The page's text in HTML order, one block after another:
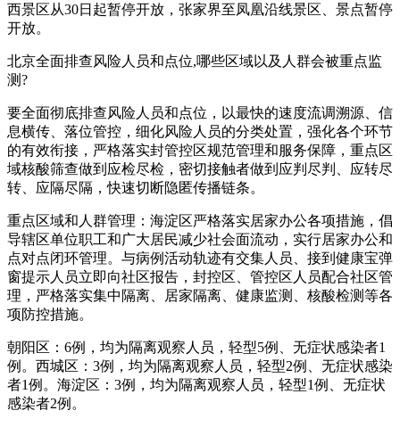
西景区从30日起暂停开放，张家界至凤凰沿线景区、景点暂停
开放。
北京全面排查风险人员和点位,哪些区域以及人群会被重点监
测?
要全面彻底排查风险人员和点位，以最快的速度流调溯源、信
息横传、落位管控，细化风险人员的分类处置，强化各个环节
的有效衔接，严格落实封管控区规范管理和服务保障，重点区
域核酸筛查做到应检尽检，密切接触者做到应判尽判、应转尽
转、应隔尽隔，快速切断隐匿传播链条。
重点区域和人群管理：海淀区严格落实居家办公各项措施，倡
导辖区单位职工和广大居民减少社会面流动，实行居家办公和
点对点闭环管理。与病例活动轨迹有交集人员、接到健康宝弹
窗提示人员立即向社区报告，封控区、管控区人员配合社区管
理，严格落实集中隔离、居家隔离、健康监测、核酸检测等各
项防控措施。
朝阳区：6例，均为隔离观察人员，轻型5例、无症状感染者1
例。西城区：3例，均为隔离观察人员，轻型2例、无症状感染
者1例。海淀区：3例，均为隔离观察人员，轻型1例、无症状
感染者2例。